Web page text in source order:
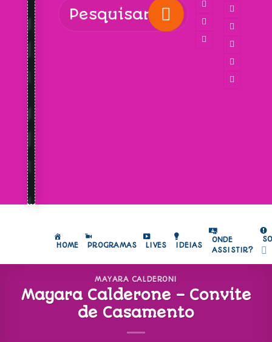
HOME PROGRAMAS LIVES IDEIAS
ONDE
ASSISTIR?
MAYARA CALDERONI
Mayara Calderone – Convite
de Casamento